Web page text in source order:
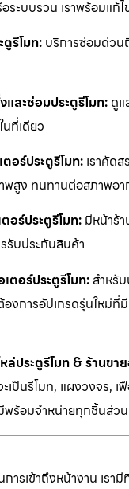
ระบบรวน เราพร้อมแก้
รีโมท: บริการซ่อมด่วน
ละซ่อมประตูรีโมท: ดูแ
ที่เดียว
อร์ประตูรีโมท:เราคัด
สูง ทนทานต่อสภาพอา
อร์ประตูรีโมท: มีหน้าร้
รับประกันสินค้า
ตอร์ประตูรีโมท:สำหรั
องการอัปเกรดรุ่นใหม่ที่
ล่ประตูรีโมท & ร้านขา
ะเป็นรีโมท, แผงวงจร, เ
พร้อมจำหน่ายทุกชิ้นส่วน
การเข้าถึงหน้างาน เรา